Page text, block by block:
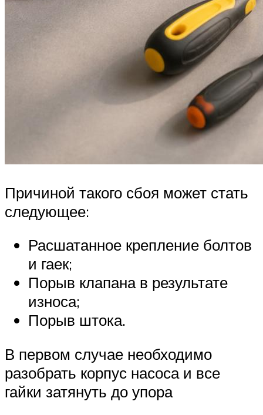
Причиной такого сбоя может стать
следующее:
Расшатанное крепление болтов
и гаек;
Порыв клапана в результате
износа;
Порыв штока.
В первом случае необходимо
разобрать корпус насоса и все
гайки затянуть до упора